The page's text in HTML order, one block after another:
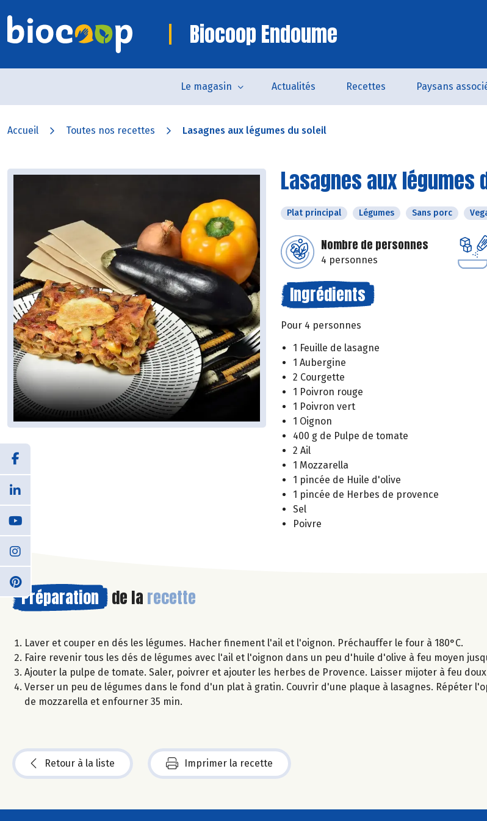
Biocoop Endoume
Le magasin Actualités Recettes Paysans
Accueil Toutes nos recettes Lasagnes aux légumes du soleil
Lasagnes aux légumes
Plat principal Légumes Sans porc
Nombre de personnes
4 personnes
Ingrédients
Pour 4 personnes
1 Feuille de lasagne
1 Aubergine
2 Courgette
1 Poivron rouge
1 Poivron vert
1 Oignon
400 g de Pulpe de tomate
2 Ail
1 Mozzarella
1 pincée de Huile d'olive
1 pincée de Herbes de provence
Sel
Poivre
Préparation de la recette
Laver et couper en dés les légumes. Hacher finement l'ail et l'oignon. Préchauffer le four à 180°C.
Faire revenir tous les dés de légumes avec l'ail et l'oignon dans un peu d'huile d'olive à feu moyen
Ajouter la pulpe de tomate. Saler, poivrer et ajouter les herbes de Provence. Laisser mijoter à feu
Verser un peu de légumes dans le fond d'un plat à gratin. Couvrir d'une plaque à lasagnes. Répéter
de mozzarella et enfourner 35 min.
Retour à la liste Imprimer la recette